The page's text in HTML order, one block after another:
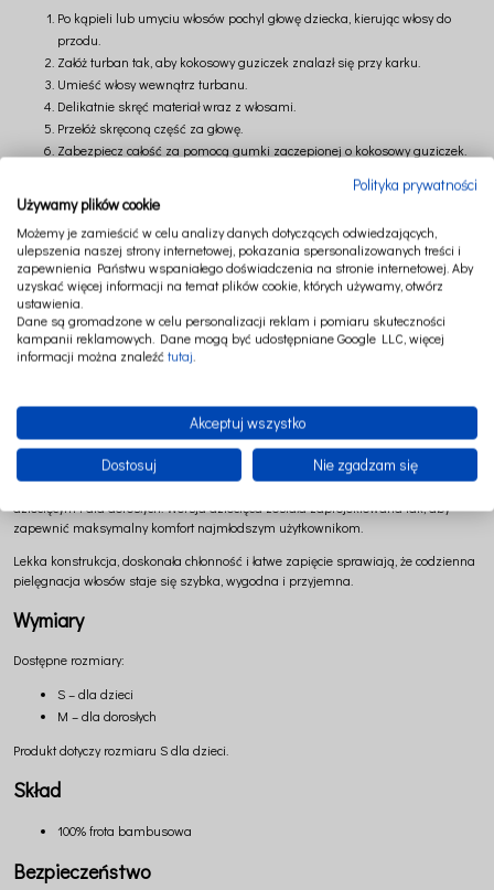
Po kąpieli lub umyciu włosów pochyl głowę dziecka, kierując włosy do
przodu.
Załóż turban tak, aby kokosowy guziczek znalazł się przy karku.
Umieść włosy wewnątrz turbanu.
Delikatnie skręć materiał wraz z włosami.
Przełóż skręconą część za głowę.
Zabezpiecz całość za pomocą gumki zaczepionej o kokosowy guziczek.
Całość zajmuje zaledwie chwilę, a turban pozostaje stabilnie na swoim miejscu.
Ponadczasowa biel
Biel jest absolutnie neutralna i ponadczasowa. To kolor uniwersalny, który pasuje
do wszystkiego i nigdy nie wychodzi z mody.
Rozjaśnia, podkreśla czystość oraz wprowadza poczucie harmonii i spokoju. W
dziecięcych akcesoriach kąpielowych biel symbolizuje świeżość, delikatność oraz
bezpieczeństwo.
doskonale komponuje się z pozostałymi elementami dziecięcej wyprawki.
Komfort każdego dnia
Turbany bambusowe Cotton & Sweets dostępne są w dwóch rozmiarach –
dziecięcym i dla dorosłych. Wersja dziecięca została zaprojektowana tak, aby
zapewnić maksymalny komfort najmłodszym użytkownikom.
Lekka konstrukcja, doskonała chłonność i łatwe zapięcie sprawiają, że codzienna
pielęgnacja włosów staje się szybka, wygodna i przyjemna.
Wymiary
Dostępne rozmiary:
S – dla dzieci
M – dla dorosłych
Produkt dotyczy rozmiaru S dla dzieci.
Skład
100% frota bambusowa
Bezpieczeństwo
Polityka prywatności
Używamy plików cookie
Możemy je zamieścić w celu analizy danych dotyczących odwiedzających,
ulepszenia naszej strony internetowej, pokazania spersonalizowanych treści i
zapewnienia Państwu wspaniałego doświadczenia na stronie internetowej. Aby
uzyskać więcej informacji na temat plików cookie, których używamy, otwórz
ustawienia.
Dane są gromadzone w celu personalizacji reklam i pomiaru skuteczności
kampanii reklamowych. Dane mogą być udostępniane Google LLC, więcej
informacji można znaleźć tutaj.
Akceptuj wszystko
Dostosuj Nie zgadzam się